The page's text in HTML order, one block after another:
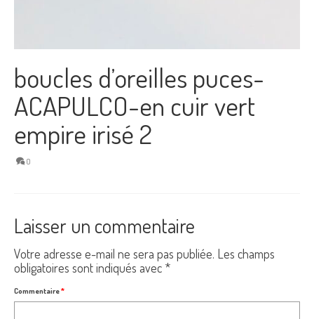
boucles d’oreilles puces-
ACAPULCO-en cuir vert
empire irisé 2
0
Laisser un commentaire
Votre adresse e-mail ne sera pas publiée. Les champs
obligatoires sont indiqués avec *
Commentaire*